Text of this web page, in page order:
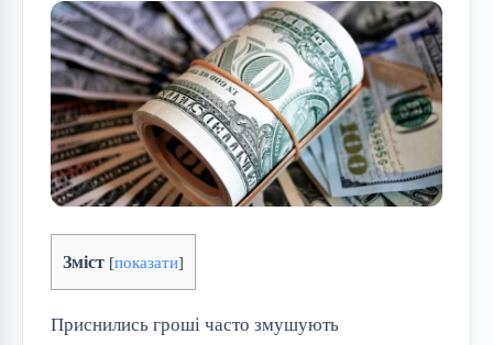
Зміст [показати]
Приснились гроші часто змушують